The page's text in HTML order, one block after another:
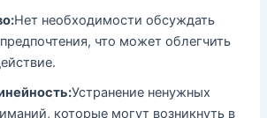
Нет необходимости обсуждать
что может облегчить
Устранение ненужных
которые могут возникнуть в